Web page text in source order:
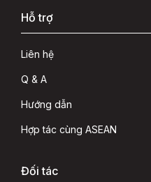
Hỗ trợ
Liên hệ
Q & A
Hướng dẫn
Hợp tác cùng ASEAN
Đối tác